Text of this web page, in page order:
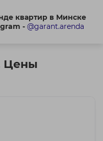
квартир в Минске
- @garant.arenda
Цены